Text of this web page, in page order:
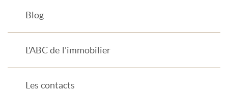
Blog
L'ABC de l'immobilier
Les contacts